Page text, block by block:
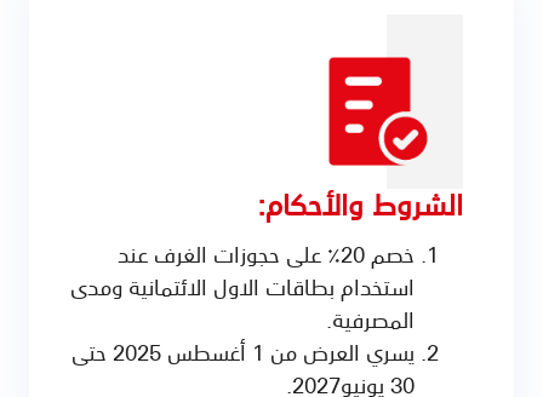
الشروط والأحكام:
خصم 20٪ على حجوزات الغرف عند
استخدام بطاقات الاول الائتمانية ومدى
المصرفية.
يسري العرض من 1 أغسطس 2025 حتى
30 يونيو2027.